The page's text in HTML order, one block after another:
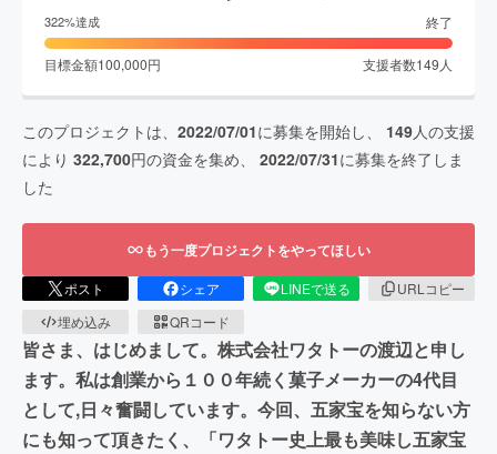
322%達成 終了
目標金額100,000円 支援者数149 人
このプロジェクトは、 2022/07/01に募集を開始し、 149人の支援
により 322,700円の資金を集め、 2022/07/31に募集を終了しま
した
もう一度プロジェクトをやってほしい
ポスト シェア LINEで送る
URLコピー
埋め込み
QRコード
皆さま、はじめまして。株式会社ワタトーの渡辺と申し
ます。私は創業から１００年続く菓子メーカーの4代目
として,日々奮闘しています。今回、五家宝を知らない方
にも知って頂きたく、「ワタトー史上最も美味し五家宝